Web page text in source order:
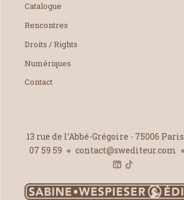
Catalogue
Rencontres
Droits / Rights
Numériques
Contact
13 rue de l’Abbé-Grégoire - 75006 Paris
07 59 59
contact@swediteur.com